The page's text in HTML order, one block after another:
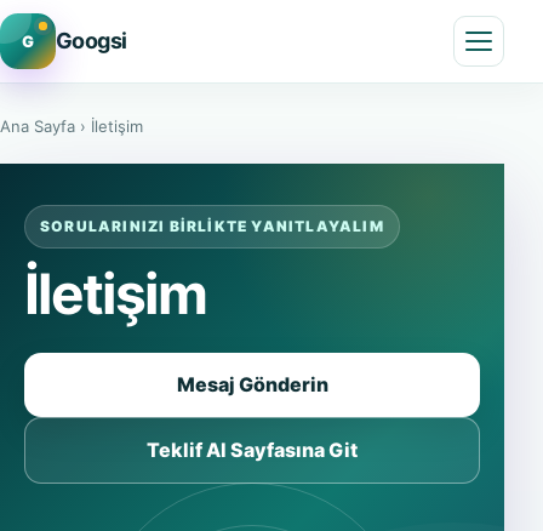
G Googsi
Menü
Ana Sayfa › İletişim
SORULARINIZI BIRLIKTE YANITLAYALIM
İletişim
Mesaj Gönderin
Teklif Al Sayfasına Git